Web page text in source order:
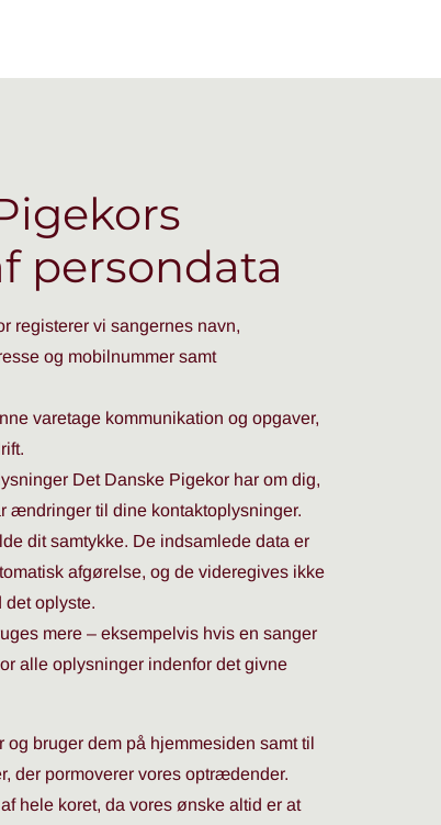
persondata
registerer vi sangernes navn,
og mobilnummer samt
varetage kommunikation og opgaver,
Det Danske Pigekor har om dig,
ændringer til dine kontaktoplysninger.
dit samtykke. De indsamlede data er
afgørelse, og de videregives ikke
det oplyste.
mere – eksempelvis hvis en sanger
alle oplysninger indenfor det givne
bruger dem på hjemmesiden samt til
der pormoverer vores optrædender.
hele koret, da vores ønske altid er at